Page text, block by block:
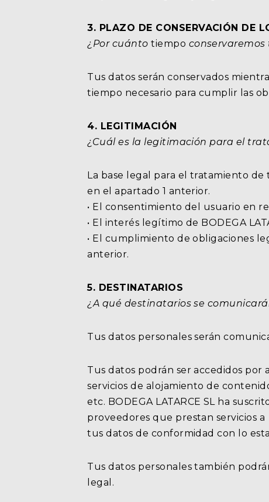
3. PLAZO DE CONSERVACIÓN DE
¿Por cuánto tiempo conservaremos
Tus datos serán conservados
tiempo necesario para cumplir las
4. LEGITIMACIÓN
¿Cuál es la legitimación para el
La base legal para el tratamiento
en el apartado 1 anterior.
• El consentimiento del usuario en
• El interés legítimo de BODEGA
• El cumplimiento de obligaciones
anterior.
5. DESTINATARIOS
¿A qué destinatarios se
Tus datos personales serán
Tus datos podrán ser accedidos por
servicios de alojamiento de
etc. BODEGA LATARCE SL ha
proveedores que prestan servicios
tus datos de conformidad con lo
Tus datos personales también
legal.